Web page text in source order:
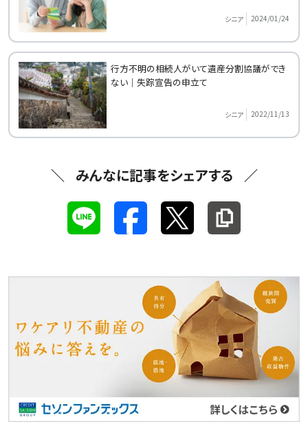
シニア 2024/01/24
行方不明の相続人がいて遺産分割協議ができ
ない｜失踪宣告の申立て
シニア 2022/11/13
みんなに記事をシェアする